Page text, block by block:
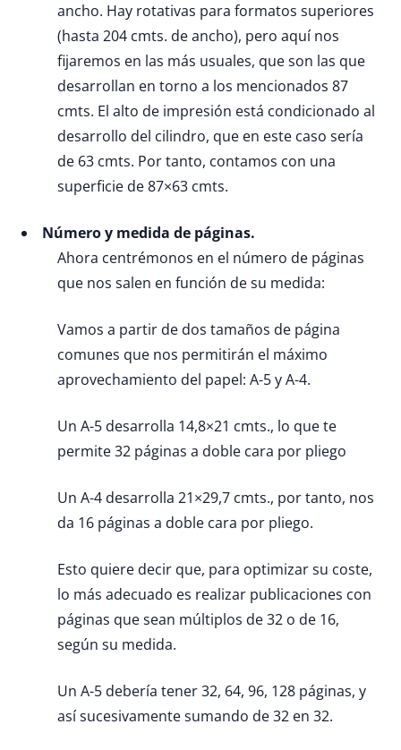
ancho. Hay rotativas para formatos superiores
(hasta 204 cmts. de ancho), pero aquí nos
fijaremos en las más usuales, que son las que
desarrollan en torno a los mencionados 87
cmts. El alto de impresión está condicionado al
desarrollo del cilindro, que en este caso sería
de 63 cmts. Por tanto, contamos con una
superficie de 87×63 cmts.
Número y medida de páginas.
Ahora centrémonos en el número de páginas
que nos salen en función de su medida:
Vamos a partir de dos tamaños de página
comunes que nos permitirán el máximo
aprovechamiento del papel: A-5 y A-4.
Un A-5 desarrolla 14,8×21 cmts., lo que te
permite 32 páginas a doble cara por pliego
Un A-4 desarrolla 21×29,7 cmts., por tanto, nos
da 16 páginas a doble cara por pliego.
Esto quiere decir que, para optimizar su coste,
lo más adecuado es realizar publicaciones con
páginas que sean múltiplos de 32 o de 16,
según su medida.
Un A-5 debería tener 32, 64, 96, 128 páginas, y
así sucesivamente sumando de 32 en 32.